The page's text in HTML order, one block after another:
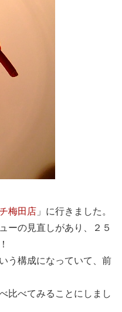
梅田店 」に行きました。
ーの見直しがあり、２５
う構成になっていて、前
比べてみることにしまし